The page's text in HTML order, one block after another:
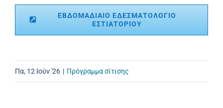
ΕΒΔΟΜΑΔΙΑΙΟ ΕΔΕΣΜΑΤΟΛΟΓΙΟ
ΕΣΤΙΑΤΟΡΙΟΥ
Πα, 12 Ιούν '26 | Πρόγραμμα σίτισης